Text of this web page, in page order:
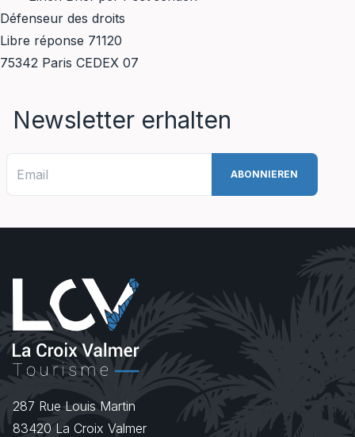
Défenseur des droits
Libre réponse 71120
75342 Paris CEDEX 07
Newsletter erhalten
287 Rue Louis Martin
83420 La Croix Valmer